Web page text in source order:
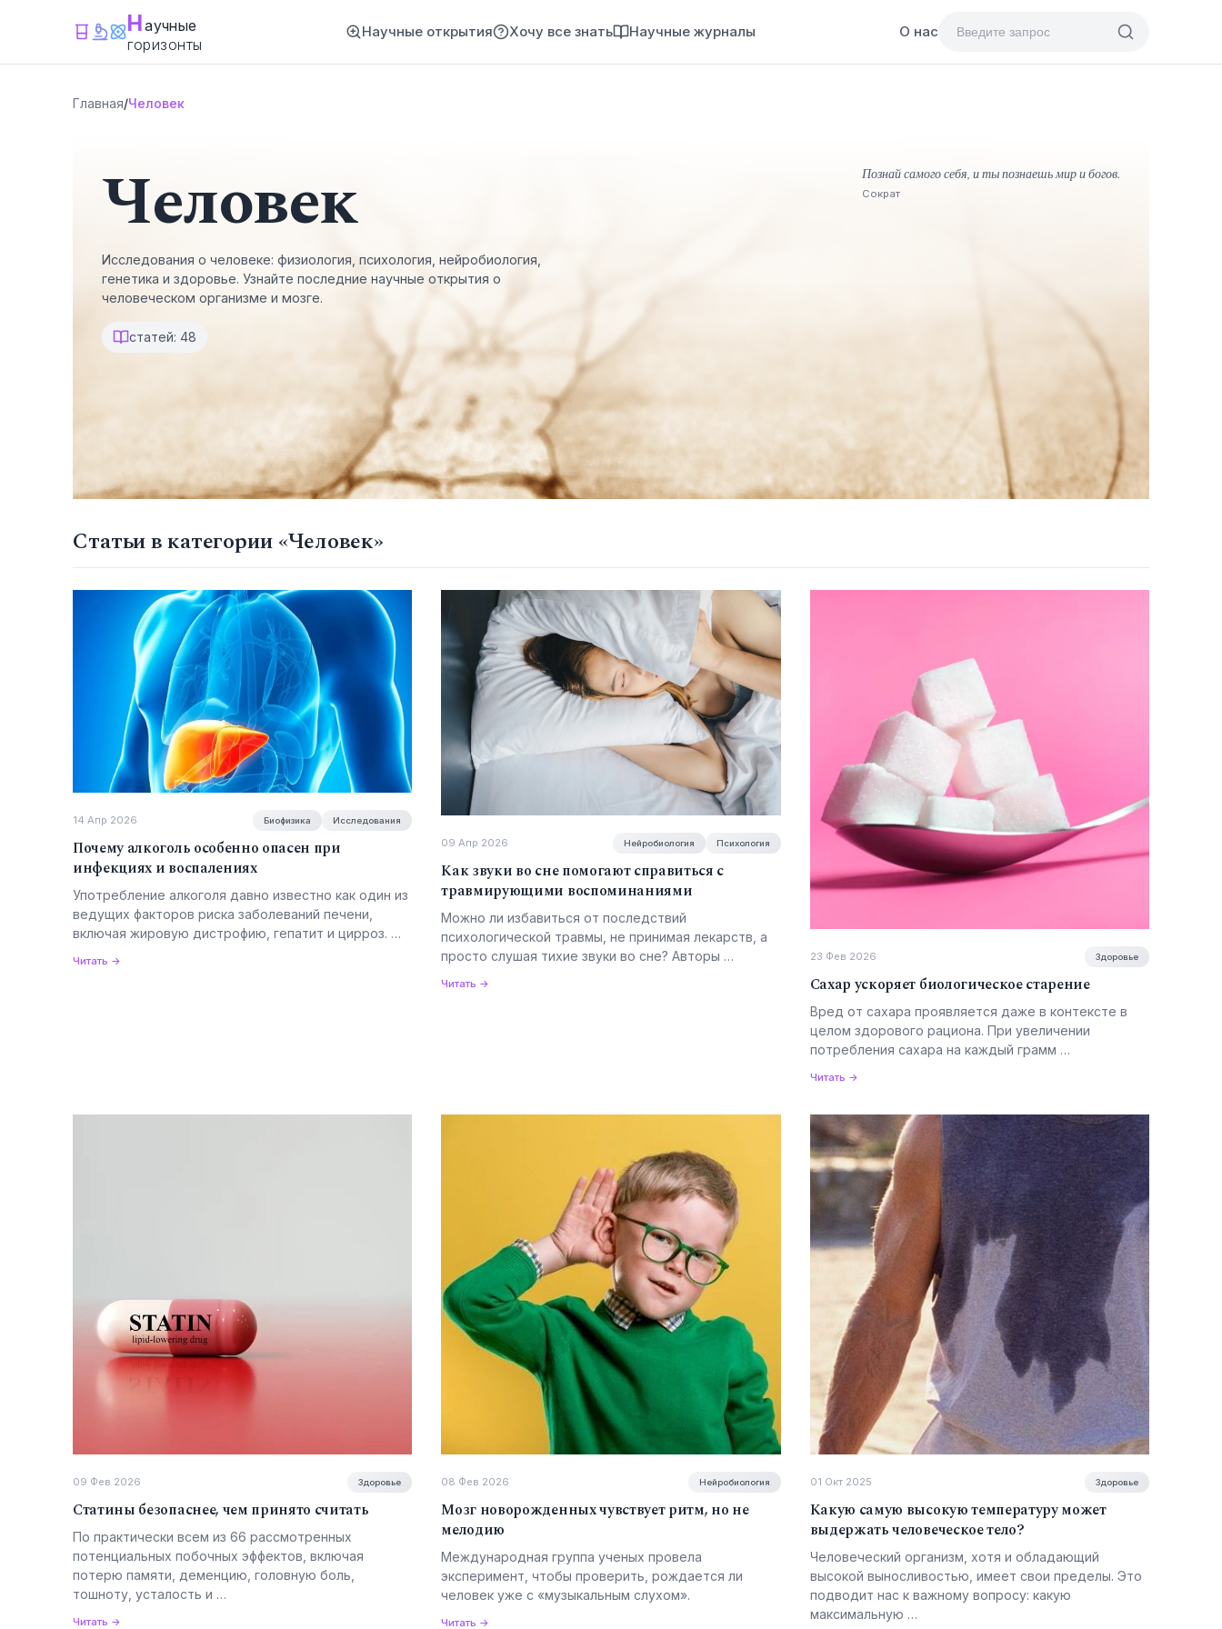
Научные
горизонты
Научные открытия Хочу все знать Научные журналы О нас
Главная/Человек
Человек
Исследования о человеке: физиология, психология, нейробиология,
генетика и здоровье. Узнайте последние научные открытия о
человеческом организме и мозге.
статей: 48
Познай самого себя, и ты познаешь мир и богов.
Сократ
Статьи в категории «Человек»
14 Апр 2026 Биофизика Исследования
Почему алкоголь особенно опасен при
инфекциях и воспалениях
Употребление алкоголя давно известно как один из
ведущих факторов риска заболеваний печени,
включая жировую дистрофию, гепатит и цирроз. …
Читать →
09 Апр 2026 Нейробиология Психология
Как звуки во сне помогают справиться с
травмирующими воспоминаниями
Можно ли избавиться от последствий
психологической травмы, не принимая лекарств, а
просто слушая тихие звуки во сне? Авторы …
Читать →
23 Фев 2026 Здоровье
Сахар ускоряет биологическое старение
Вред от сахара проявляется даже в контексте в
целом здорового рациона. При увеличении
потребления сахара на каждый грамм …
Читать →
09 Фев 2026 Здоровье
Статины безопаснее, чем принято считать
По практически всем из 66 рассмотренных
потенциальных побочных эффектов, включая
потерю памяти, деменцию, головную боль,
тошноту, усталость и …
Читать →
08 Фев 2026 Нейробиология
Мозг новорожденных чувствует ритм, но не
мелодию
Международная группа ученых провела
эксперимент, чтобы проверить, рождается ли
человек уже с «музыкальным слухом».
Читать →
01 Окт 2025 Здоровье
Какую самую высокую температуру может
выдержать человеческое тело?
Человеческий организм, хотя и обладающий
высокой выносливостью, имеет свои пределы. Это
подводит нас к важному вопросу: какую
максимальную …